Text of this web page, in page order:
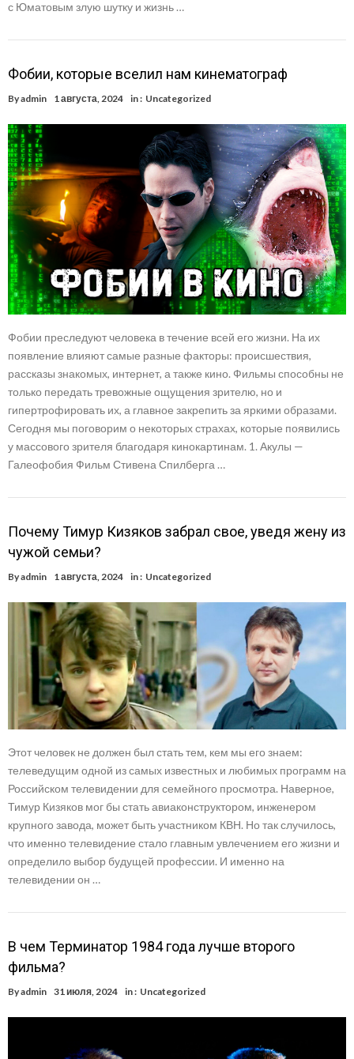
с Юматовым злую шутку и жизнь …
Фобии, которые вселил нам кинематограф
Byadmin 1 августа, 2024 in : Uncategorized
Фобии преследуют человека в течение всей его жизни. На их
появление влияют самые разные факторы: происшествия,
рассказы знакомых, интернет, а также кино. Фильмы способны не
только передать тревожные ощущения зрителю, но и
гипертрофировать их, а главное закрепить за яркими образами.
Сегодня мы поговорим о некоторых страхах, которые появились
у массового зрителя благодаря кинокартинам. 1. Акулы —
Галеофобия Фильм Стивена Спилберга …
Почему Тимур Кизяков забрал свое, уведя жену из
чужой семьи?
Byadmin 1 августа, 2024 in : Uncategorized
Этот человек не должен был стать тем, кем мы его знаем:
телеведущим одной из самых известных и любимых программ на
Российском телевидении для семейного просмотра. Наверное,
Тимур Кизяков мог бы стать авиаконструктором, инженером
крупного завода, может быть участником КВН. Но так случилось,
что именно телевидение стало главным увлечением его жизни и
определило выбор будущей профессии. И именно на
телевидении он …
В чем Терминатор 1984 года лучше второго
фильма?
Byadmin 31 июля, 2024 in : Uncategorized